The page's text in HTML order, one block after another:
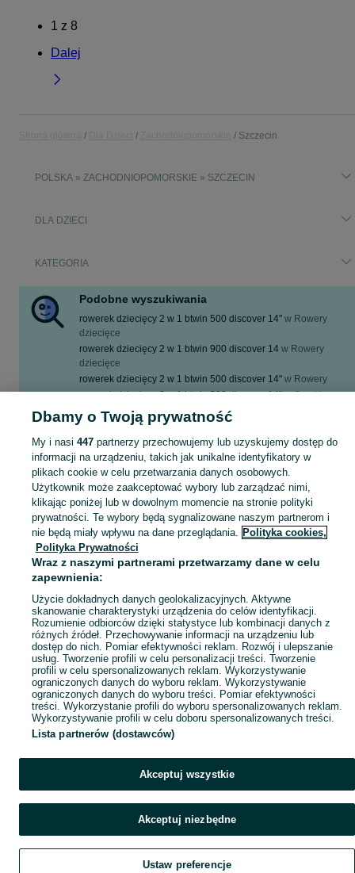
1 z 8
Dalej
Szczecin
POLSKA » ZACHODNIOPOMORSKIE » SZCZECIN
DLA DZIECI
KATEGORIA
Podobne wyszukiwania
rowerek dziecięcy 2 w 1 btwin 500 discover 14" w Rowery
dziecięce
rowerek dziecięcy 2 w 1 btwin 900 discover 14 w Rowery
dziecięce
rowerek dziecięcy 2 w 1 btwin 500 discover 14" w Rowery
rowerek dziecięcy 2 w 1 btwin 500 discover 14" w Sport i
Hobby
rowerek dziecięcy 2 w 1 btwin 900 discover 14
Zobacz Więcej
Zakupy dla Twojej pociechy mogą być dziecinnie proste! rowerek dziecięcy 2 w 1 - Szczecin - tylko w kategorii Dla Dzieci na OLX! Zobacz
Mapa kategorii
Mapa miejscowości
Mapa ministron
Dbamy o Twoją prywatność
My i nasi 447partnerzy przechowujemy lub uzyskujemy dostęp do
informacji na urządzeniu, takich jak unikalne identyfikatory w
plikach cookie w celu przetwarzania danych osobowych.
Użytkownik może zaakceptować wybory lub zarządzać nimi,
klikając poniżej lub w dowolnym momencie na stronie polityki
prywatności. Te wybory będą sygnalizowane naszym partnerom i
nie będą miały wpływu na dane przeglądania. Polityka cookies,
Polityka Prywatności
Wraz z naszymi partnerami przetwarzamy dane w celu
zapewnienia:
Użycie dokładnych danych geolokalizacyjnych. Aktywne
skanowanie charakterystyki urządzenia do celów identyfikacji.
Rozumienie odbiorców dzięki statystyce lub kombinacji danych z
różnych źródeł. Przechowywanie informacji na urządzeniu lub
dostęp do nich. Pomiar efektywności reklam. Rozwój i ulepszanie
usług. Tworzenie profili w celu personalizacji treści. Tworzenie
profili w celu spersonalizowanych reklam. Wykorzystywanie
ograniczonych danych do wyboru reklam. Wykorzystywanie
ograniczonych danych do wyboru treści. Pomiar efektywności
treści. Wykorzystanie profili do wyboru spersonalizowanych reklam.
Wykorzystywanie profili w celu doboru spersonalizowanych treści.
Lista partnerów (dostawców)
Akceptuj wszystkie
Akceptuj niezbędne
Ustaw preferencje